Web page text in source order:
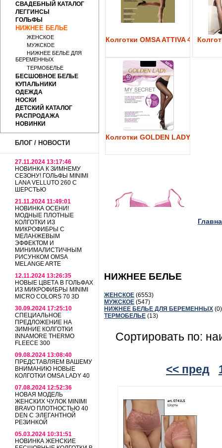
СВАДЕБНЫЙ КАТАЛОГ
ЛЕГГИНСЫ
ГОЛЬФЫ
НИЖНЕЕ БЕЛЬЕ
ЖЕНСКОЕ
МУЖСКОЕ
НИЖНЕЕ БЕЛЬЕ ДЛЯ
БЕРЕМЕННЫХ
ТЕРМОБЕЛЬЕ
БЕСШОВНОЕ БЕЛЬЕ
КУПАЛЬНИКИ
ОДЕЖДА
НОСКИ
ДЕТСКИЙ КАТАЛОГ
РАСПРОДАЖА
НОВИНКИ
БЛОГ / НОВОСТИ
27.11.2024 13:17:46
НОВИНКА К ЗИМНЕМУ
СЕЗОНУ! ГОЛЬФЫ MINIMI
LANA VELLUTO 260 С
ШЕРСТЬЮ
21.11.2024 11:49:01
НОВИНКА ОСЕНИ!
МОДНЫЕ ПЛОТНЫЕ
КОЛГОТКИ ИЗ
МИКРОФИБРЫ С
МЕЛАНЖЕВЫМ
ЭФФЕКТОМ И
МИНИМАЛИСТИЧНЫМ
РИСУНКОМ OMSA
MELANGE ARTE
12.11.2024 13:26:35
НОВЫЕ ЦВЕТА В ГОЛЬФАХ
ИЗ МИКРОФИБРЫ MINIMI
MICRO COLORS 70 3D
30.09.2024 17:25:10
СПЕЦИАЛЬНОЕ
ПРЕДЛОЖЕНИЕ НА
ЗИМНИЕ КОЛГОТКИ
INNAMORE THERMO
FLEECE 300
09.08.2024 13:08:40
ПРЕДСТАВЛЯЕМ ВАШЕМУ
ВНИМАНИЮ НОВЫЕ
КОЛГОТКИ OMSA LADY 40
07.08.2024 12:52:36
НОВАЯ МОДЕЛЬ
ЖЕНСКИХ ЧУЛОК MINIMI
BRAVO ПЛОТНОСТЬЮ 40
DEN С ЭЛЕГАНТНОЙ
РЕЗИНКОЙ
05.03.2024 10:31:51
НОВИНКА ЖЕНСКИЕ
Колготки OMSA ATTIVA 40
Колготки GOLDEN LADY My
НИЖНЕЕ БЕЛЬЕ
ЖЕНСКОЕ (6553)
МУЖСКОЕ (547)
НИЖНЕЕ БЕЛЬЕ ДЛЯ БЕРЕМЕННЫХ (0)
ТЕРМОБЕЛЬЕ (13)
Сортировать по:
<< пред